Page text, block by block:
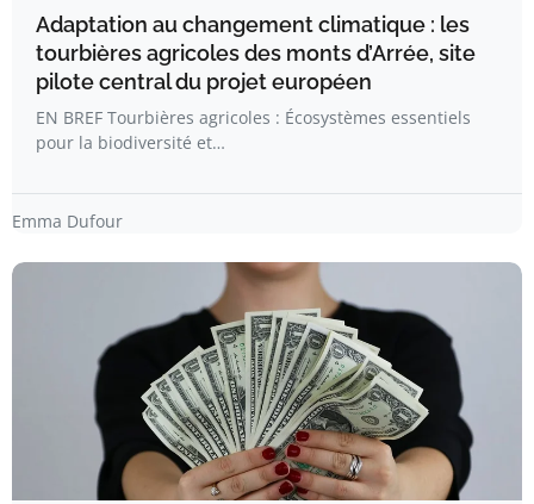
Adaptation au changement climatique : les
tourbières agricoles des monts d’Arrée, site
pilote central du projet européen
EN BREF Tourbières agricoles : Écosystèmes essentiels
pour la biodiversité et…
Emma Dufour